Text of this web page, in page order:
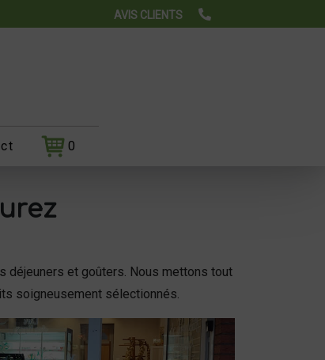
AVIS CLIENTS
0
déjeuners et goûters. Nous mettons tout
soigneusement sélectionnés.